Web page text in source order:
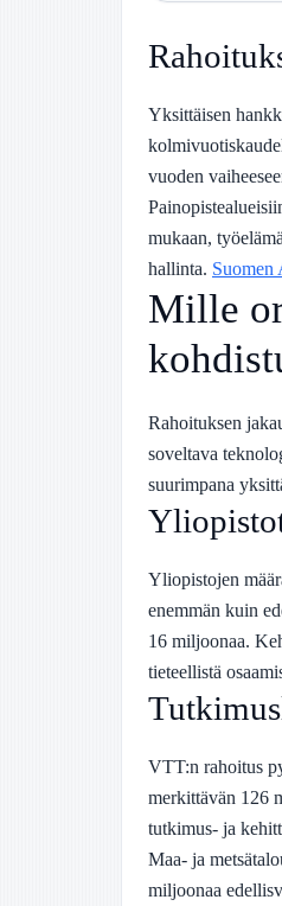
Yksittäisen
vuoden
mukaan,
hallinta. Suomen
Mille
Rahoituksen
soveltava
suurimpana
Yliopistojen
enemmän kuin
16 miljoonaa.
tieteellistä
VTT:n rahoitus
merkittävän 126
tutkimus- ja
Maa- ja
miljoonaa